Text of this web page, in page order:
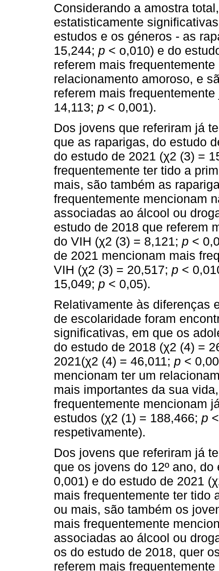
Considerando a amostra
estatisticamente
estudos e os géneros - as
15,244; p < o,010) e do
referem mais
relacionamento amoroso, e
referem mais
14,113; p < 0,001).
Dos jovens que referiram já
que as raparigas, do estudo
do estudo de 2021 (χ2 (3) =
frequentemente ter tido a
mais, são também as
frequentemente mencionam
associadas ao álcool ou
estudo de 2018 que referem
do VIH (χ2 (3) = 8,121; p <
de 2021 mencionam mais
VIH (χ2 (3) = 20,517; p <
15,049; p < 0,05).
Relativamente às diferenças
de escolaridade foram
significativas, em que os
do estudo de 2018 (χ2 (4) =
2021(χ2 (4) = 46,011; p <
mencionam ter um
mais importantes da sua
frequentemente mencionam
estudos (χ2 (1) = 188,466; p
respetivamente).
Dos jovens que referiram já
que os jovens do 12º ano,
0,001) e do estudo de 2021
mais frequentemente ter tido
ou mais, são também os
mais frequentemente
associadas ao álcool ou
os do estudo de 2018, quer
referem mais